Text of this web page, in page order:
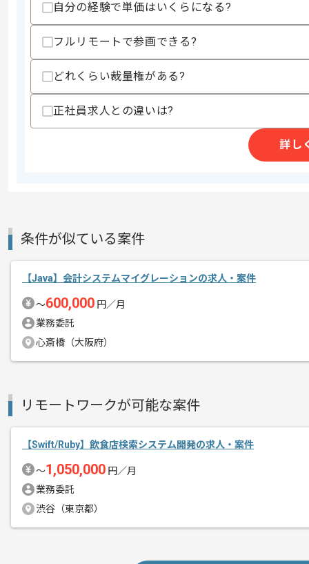
上記に似た経験やスキルをお持ちであれば申
精算・お支払い
支払いサイト
エージェントからのコ
メント
す。
ぜひ一度、ご商談で雰囲気等掴んでい
自分の経験で単価はいくらになる?
フルリモートで参画できる?
どれくらい裁量権がある?
正社員求人との違いは?
詳し
条件が似ている案件
【Java】会計システムマイグレーションの求人・案件
〜600,000 円／月
業務委託
心斎橋（大阪府）
リモートワークが可能な案件
【Swift/Ruby】飲食店検索システム開発の求人・案件
〜1,050,000 円／月
業務委託
渋谷（東京都）